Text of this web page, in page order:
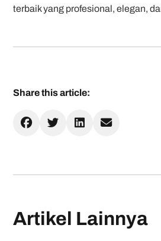
terbaik yang profesional, elegan,
Share this article:
Artikel Lainnya